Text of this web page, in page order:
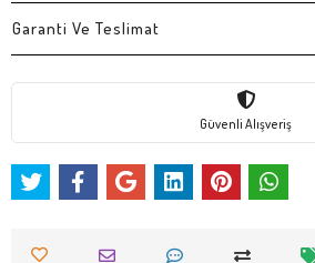
Garanti Ve Teslimat
Güvenli Alışveriş